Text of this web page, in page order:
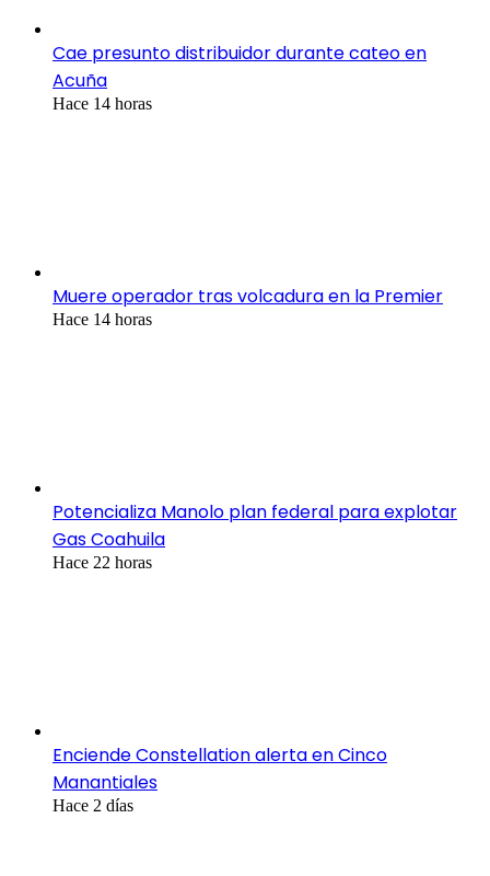
Cae presunto distribuidor durante cateo en
Acuña
Hace 14 horas
Muere operador tras volcadura en la Premier
Hace 14 horas
Potencializa Manolo plan federal para explotar
Gas Coahuila
Hace 22 horas
Enciende Constellation alerta en Cinco
Manantiales
Hace 2 días